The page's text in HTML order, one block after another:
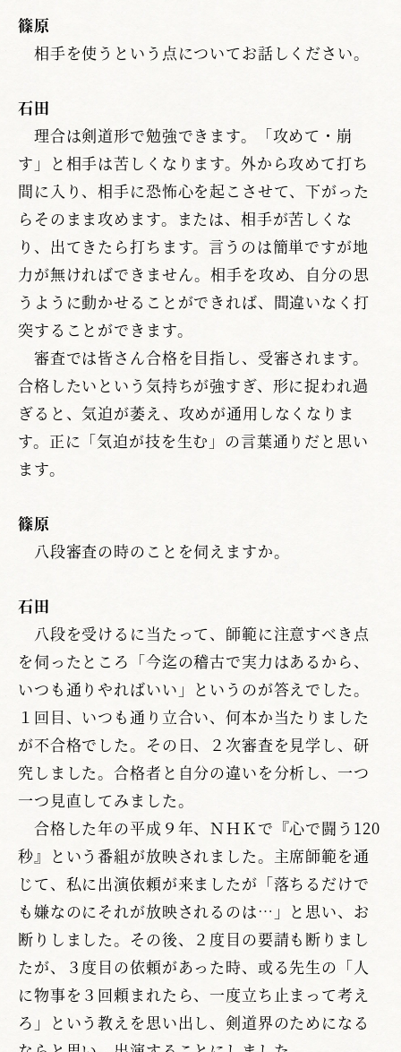
篠原
相手を使うという点についてお話しください。
石田
理合は剣道形で勉強できます。「攻めて・崩
す」と相手は苦しくなります。外から攻めて打ち
間に入り、相手に恐怖心を起こさせて、下がった
らそのまま攻めます。または、相手が苦しくな
り、出てきたら打ちます。言うのは簡単ですが地
力が無ければできません。相手を攻め、自分の思
うように動かせることができれば、間違いなく打
突することができます。
審査では皆さん合格を目指し、受審されます。
合格したいという気持ちが強すぎ、形に捉われ過
ぎると、気迫が萎え、攻めが通用しなくなりま
す。正に「気迫が技を生む」の言葉通りだと思い
ます。
篠原
八段審査の時のことを伺えますか。
石田
八段を受けるに当たって、師範に注意すべき点
を伺ったところ「今迄の稽古で実力はあるから、
いつも通りやればいい」というのが答えでした。
１回目、いつも通り立合い、何本か当たりました
が不合格でした。その日、２次審査を見学し、研
究しました。合格者と自分の違いを分析し、一つ
一つ見直してみました。
合格した年の平成９年、ＮＨＫで『心で闘う120
秒』という番組が放映されました。主席師範を通
じて、私に出演依頼が来ましたが「落ちるだけで
も嫌なのにそれが放映されるのは…」と思い、お
断りしました。その後、２度目の要請も断りまし
たが、３度目の依頼があった時、或る先生の「人
に物事を３回頼まれたら、一度立ち止まって考え
ろ」という教えを思い出し、剣道界のためになる